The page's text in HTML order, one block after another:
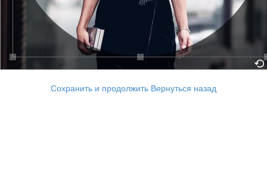
Сохранить и продолжить Вернуться назад